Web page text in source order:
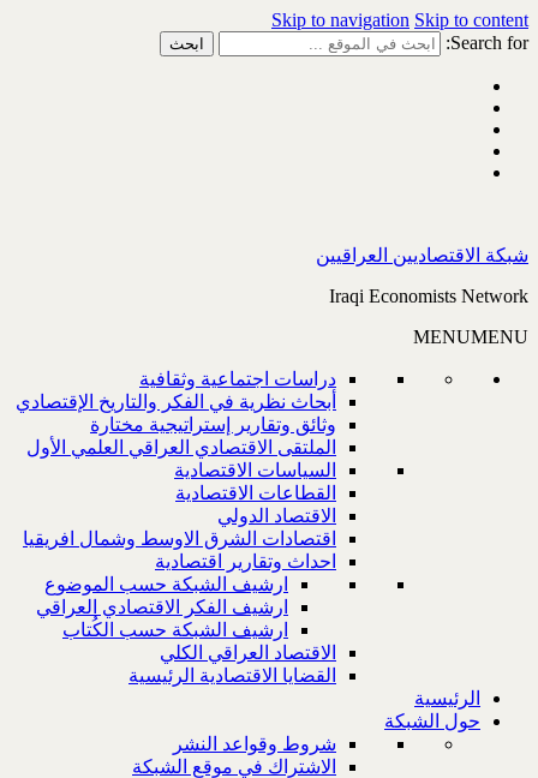
Skip to navigation Skip to content
Search for:
شبكة الاقتصاديين العراقيين
Iraqi Economists Network
MENUMENU
دراسات اجتماعية وثقافية
أبحاث نظرية في الفكر والتاريخ الإقتصادي
وثائق وتقارير إستراتيجية مختارة
الملتقى الاقتصادي العراقي العلمي الأول
السياسات الاقتصادية
القطاعات الاقتصادية
الاقتصاد الدولي
اقتصادات الشرق الاوسط وشمال افريقيا
احداث وتقارير اقتصادية
ارشيف الشبكة حسب الموضوع
ارشيف الفكر الاقتصادي العراقي
ارشيف الشبكة حسب الكُتاب
الاقتصاد العراقي الكلي
القضايا الاقتصادية الرئيسية
الرئيسية
حول الشبكة
شروط وقواعد النشر
الاشتراك في موقع الشبكة